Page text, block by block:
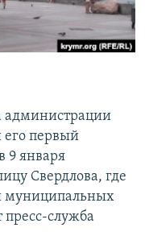
администрации
его первый
9 января
Свердлова, где
муниципальных
пресс-служба